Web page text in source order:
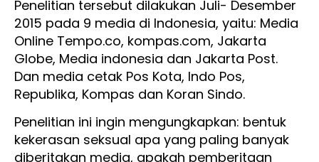
Penelitian tersebut dilakukan Juli- Desember
2015 pada 9 media di Indonesia, yaitu: Media
Online Tempo.co, kompas.com, Jakarta
Globe, Media indonesia dan Jakarta Post.
Dan media cetak Pos Kota, Indo Pos,
Republika, Kompas dan Koran Sindo.
Penelitian ini ingin mengungkapkan: bentuk
kekerasan seksual apa yang paling banyak
diberitakan media, apakah pemberitaan